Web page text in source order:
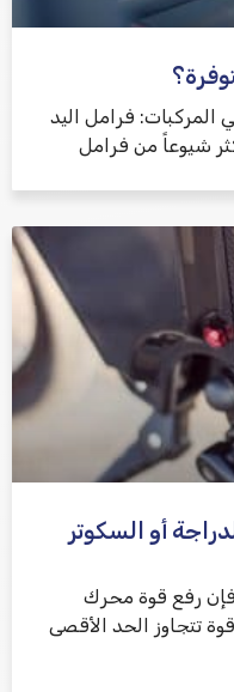
المركبات: فرامل اليد
شيوعاً من فرامل
أو السكوتر
فإن رفع قوة محرك
قوة تتجاوز الحد الأقصى